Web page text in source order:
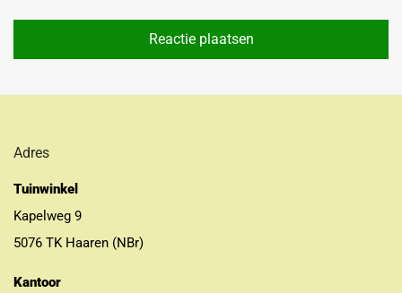
Adres
Tuinwinkel
Kapelweg 9
5076 TK Haaren (NBr)
Kantoor